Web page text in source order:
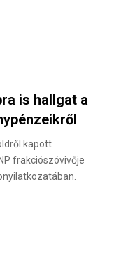
is hallgat a
kapott
frakciószóvivője